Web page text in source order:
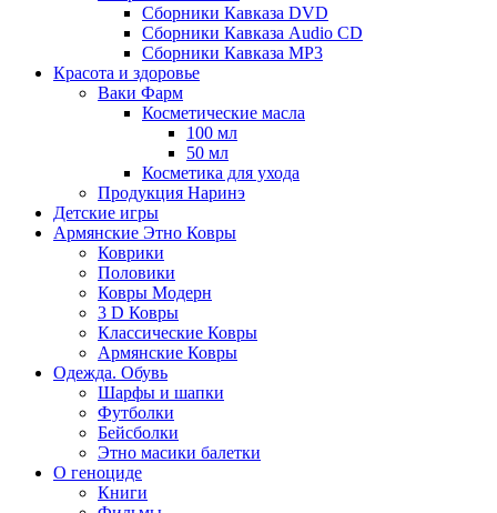
Сборники Кавказа DVD
Сборники Кавказа Audio CD
Сборники Кавказа MP3
Красота и здоровье
Ваки Фарм
Косметические масла
100 мл
50 мл
Косметика для ухода
Продукция Наринэ
Детские игры
Армянские Этно Ковры
Коврики
Половики
Ковры Модерн
3 D Ковры
Классические Ковры
Армянские Ковры
Одежда. Обувь
Шарфы и шапки
Футболки
Бейсболки
Этно масики балетки
О геноциде
Книги